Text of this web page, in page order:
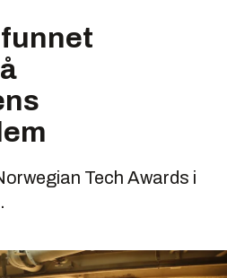
funnet
Tech Awards i